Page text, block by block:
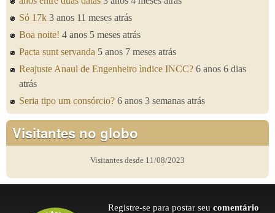
Só 17k 3 anos 11 meses atrás
Boa noite! 4 anos 5 meses atrás
Pacta sunt servanda 5 anos 7 meses atrás
Reajuste Anaul de Engenheiro ìndice INCC? 6 anos 6 dias
atrás
Seria tipo um consórcio? 6 anos 3 semanas atrás
Visitantes no globo
Visitantes desde 11/08/2023
Registre-se para postar seu comentário